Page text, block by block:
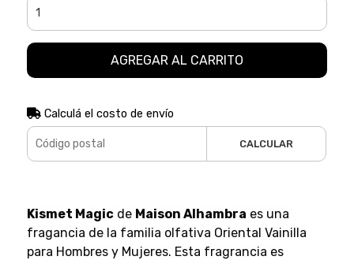
AGREGAR AL CARRITO
Calculá el costo de envío
CALCULAR
Kismet Magicde Maison Alhambra es una
fragancia de la familia olfativa Oriental Vainilla
para Hombres y Mujeres. Esta fragrancia es